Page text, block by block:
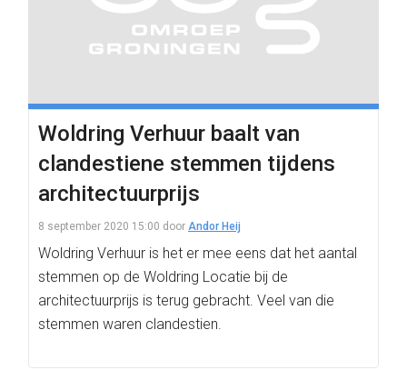
Woldring Verhuur baalt van
clandestiene stemmen tijdens
architectuurprijs
8 september 2020 15:00 door Andor Heij
Woldring Verhuur is het er mee eens dat het aantal
stemmen op de Woldring Locatie bij de
architectuurprijs is terug gebracht. Veel van die
stemmen waren clandestien.